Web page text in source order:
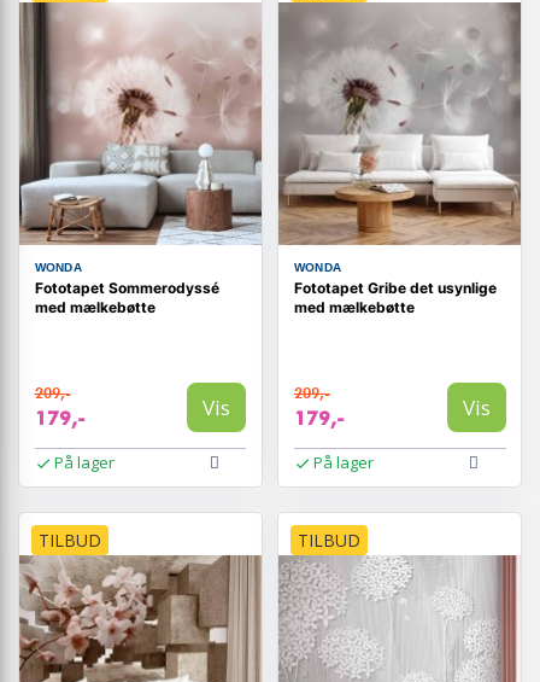
WONDA
Fototapet Sommerodyssé
med mælkebøtte
209,-
179,- Vis
På lager
WONDA
Fototapet Gribe det usynlige
med mælkebøtte
209,-
179,- Vis
På lager
TILBUD TILBUD